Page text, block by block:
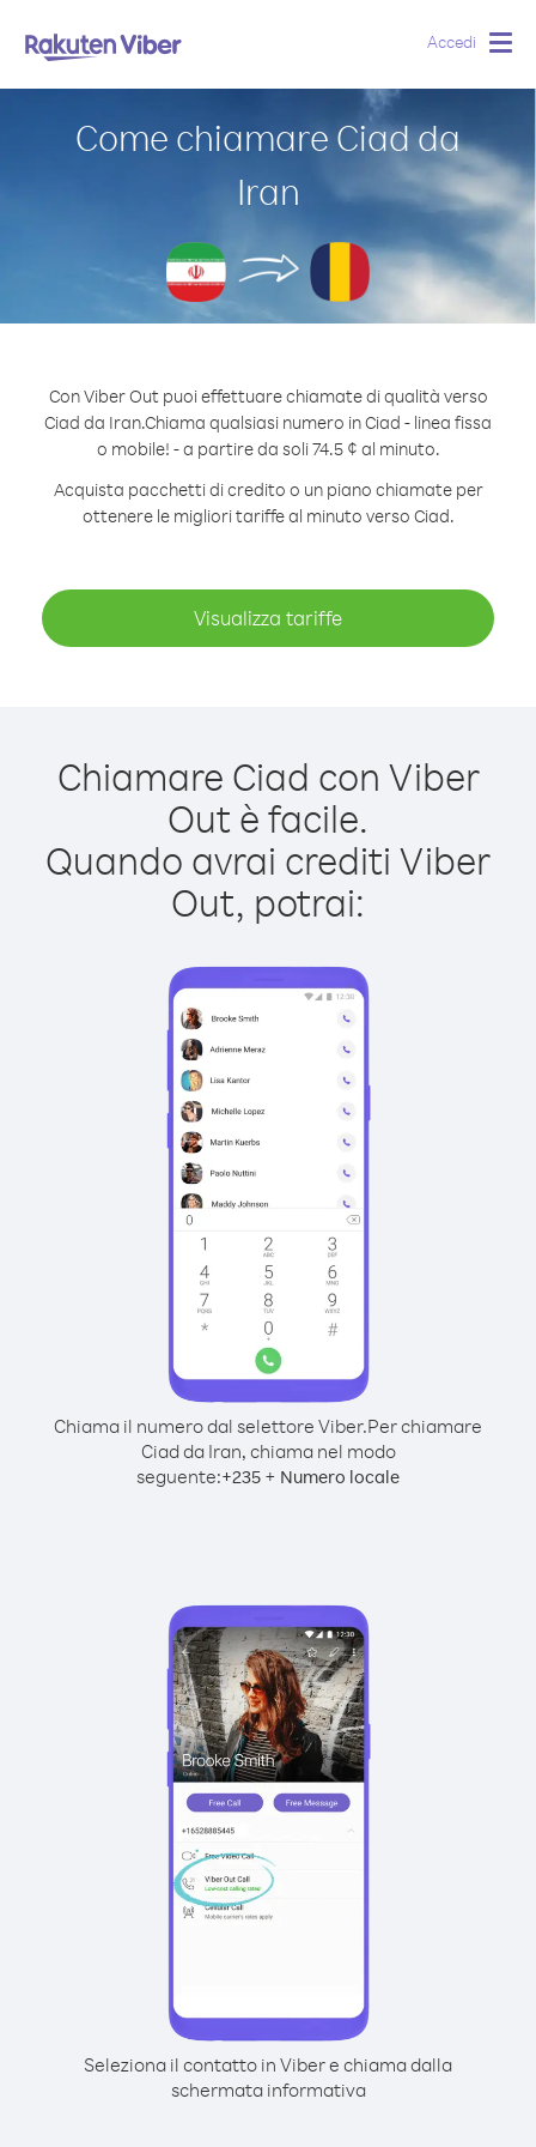
Accedi
Come chiamare Ciad da
Iran
Con Viber Out puoi effettuare chiamate di qualità verso
Ciad da Iran.Chiama qualsiasi numero in Ciad - linea fissa
o mobile! - a partire da soli 74.5 ¢ al minuto.
Acquista pacchetti di credito o un piano chiamate per
ottenere le migliori tariffe al minuto verso Ciad.
Visualizza tariffe
Chiamare Ciad con Viber
Out è facile.
Quando avrai crediti Viber
Out, potrai:
Chiama il numero dal selettore Viber.Per chiamare
Ciad da Iran, chiama nel modo
seguente:+235 + Numero locale
Seleziona il contatto in Viber e chiama dalla
schermata informativa